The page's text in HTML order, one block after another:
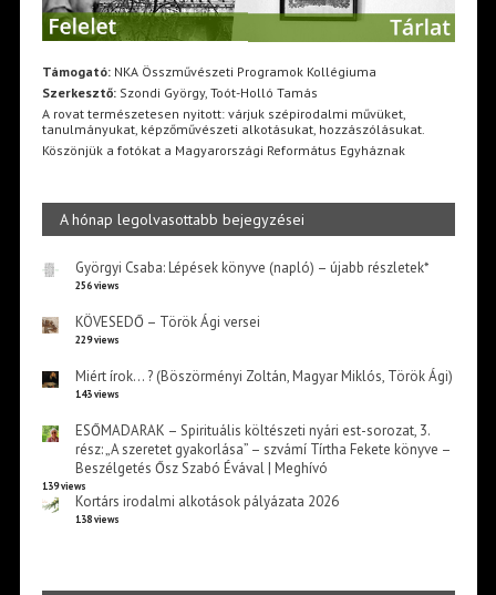
Támogató:NKA Összművészeti Programok Kollégiuma
Szerkesztő:Szondi György, Toót-Holló Tamás
A rovat természetesen nyitott: várjuk szépirodalmi művüket,
tanulmányukat, képzőművészeti alkotásukat, hozzászólásukat.
Köszönjük a fotókat a Magyarországi Református Egyháznak
A hónap legolvasottabb bejegyzései
Györgyi Csaba: Lépések könyve (napló) – újabb részletek*
256 views
KÖVESEDŐ – Török Ági versei
229 views
Miért írok… ? (Böszörményi Zoltán, Magyar Miklós, Török Ági)
143 views
ESŐMADARAK – Spirituális költészeti nyári est-sorozat, 3.
rész: „A szeretet gyakorlása” – szvámí Tírtha Fekete könyve –
Beszélgetés Ősz Szabó Évával | Meghívó
139 views
Kortárs irodalmi alkotások pályázata 2026
138 views